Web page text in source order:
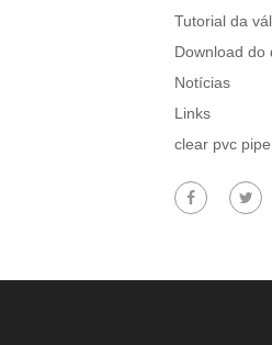
Tutorial da
Download do
Notícias
Links
clear pvc